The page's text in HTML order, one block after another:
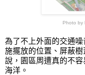
Photo by
為了不上外面的交通
施擺放的位置、屏蔽
說，園區周遭真的不
海洋。